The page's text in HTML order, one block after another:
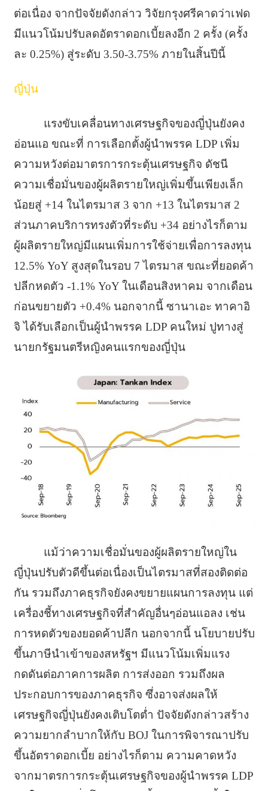
ต่อเนื่อง จากปัจจัยดังกล่าว วิจัยกรุงศรีคาดว่าเฟด
มีแนวโน้มปรับลดอัตราดอกเบี้ยลงอีก 2 ครั้ง (ครั้ง
ละ 0.25%) สู่ระดับ 3.50-3.75% ภายในสิ้นปีนี้
ญี่ปุ่น
แรงขับเคลื่อนทางเศรษฐกิจของญี่ปุ่นยังคง
อ่อนแอ ขณะที่ การเลือกตั้งผู้นำพรรค LDP เพิ่ม
ความหวังต่อมาตรการกระตุ้นเศรษฐกิจ ดัชนี
ความเชื่อมั่นของผู้ผลิตรายใหญ่เพิ่มขึ้นเพียงเล็ก
น้อยสู่ +14 ในไตรมาส 3 จาก +13 ในไตรมาส 2
ส่วนภาคบริการทรงตัวที่ระดับ +34 อย่างไรก็ตาม
ผู้ผลิตรายใหญ่มีแผนเพิ่มการใช้จ่ายเพื่อการลงทุน
12.5% YoY สูงสุดในรอบ 7 ไตรมาส ขณะที่ยอดค้า
ปลีกหดตัว -1.1% YoY ในเดือนสิงหาคม จากเดือน
ก่อนขยายตัว +0.4% นอกจากนี้ ซานาเอะ ทาคาอิ
จิ ได้รับเลือกเป็นผู้นำพรรค LDP คนใหม่ ปูทางสู่
นายกรัฐมนตรีหญิงคนแรกของญี่ปุ่น
แม้ว่าความเชื่อมั่นของผู้ผลิตรายใหญ่ใน
ญี่ปุ่นปรับตัวดีขึ้นต่อเนื่องเป็นไตรมาสที่สองติดต่อ
กัน รวมถึงภาคธุรกิจยังคงขยายแผนการลงทุน แต่
เครื่องชี้ทางเศรษฐกิจที่สำคัญอื่นๆอ่อนแอลง เช่น
การหดตัวของยอดค้าปลีก นอกจากนี้ นโยบายปรับ
ขึ้นภาษีนำเข้าของสหรัฐฯ มีแนวโน้มเพิ่มแรง
กดดันต่อภาคการผลิต การส่งออก รวมถึงผล
ประกอบการของภาคธุรกิจ ซึ่งอาจส่งผลให้
เศรษฐกิจญี่ปุ่นยังคงเติบโตต่ำ ปัจจัยดังกล่าวสร้าง
ความยากลำบากให้กับ BOJ ในการพิจารณาปรับ
ขึ้นอัตราดอกเบี้ย อย่างไรก็ตาม ความคาดหวัง
จากมาตรการกระตุ้นเศรษฐกิจของผู้นำพรรค LDP